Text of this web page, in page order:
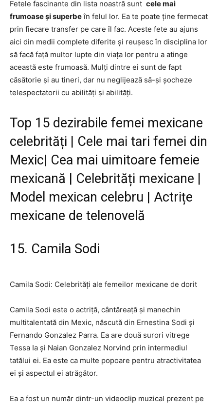
Fetele fascinante din lista noastră sunt cele mai
frumoase și superbeîn felul lor. Ea te poate ține fermecat
prin fiecare transfer pe care îl fac. Aceste fete au ajuns
aici din medii complete diferite și reușesc în disciplina lor
să facă față multor lupte din viața lor pentru a atinge
această este frumoasă. Mulți dintre ei sunt de fapt
căsătorie și au tineri, dar nu neglijează să-și șocheze
telespectatorii cu abilități și abilități.
Top 15 dezirabile femei mexicane
celebrități | Cele mai tari femei din
Mexic| Cea mai uimitoare femeie
mexicană | Celebrități mexicane |
Model mexican celebru | Actrițe
mexicane de telenovelă
15. Camila Sodi
Camila Sodi: Celebrități ale femeilor mexicane de dorit
Camila Sodi este o actriță, cântăreață și manechin
multitalentată din Mexic, născută din Ernestina Sodi și
Fernando Gonzalez Parra. Ea are două surori vitrege
Tessa Ia și Naian Gonzalez Norvind prin intermediul
tatălui ei. Ea este ca multe popoare pentru atractivitatea
ei și aspectul ei atrăgător.
Ea a fost un număr dintr-un videoclip muzical prezent pe